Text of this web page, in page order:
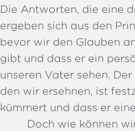
Die Antworten, die eine
ergeben sich aus den
bevor wir den Glauben
gibt und dass er ein
unseren Vater sehen.
den wir ersehnen, ist
kümmert und dass er
Doch wie können